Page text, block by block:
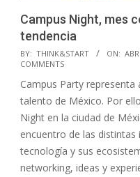
​​Campus Night, mes
tendencia
2015-
04-
14
BY: THINK&START ON:
COMMENTS
Campus Party
talento de México. Por
Night en la ciudad de
encuentro de las
tecnología y sus
networking, ideas y